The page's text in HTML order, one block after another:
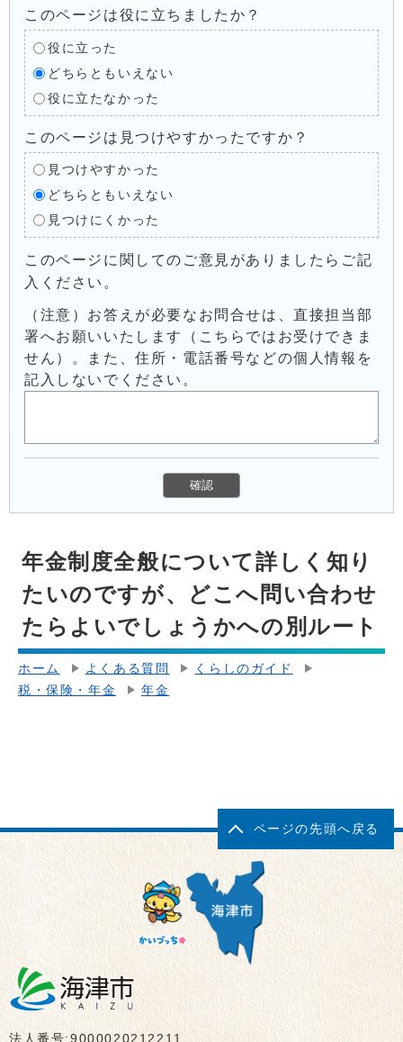
このページは役に立ちましたか？
役に立った
どちらともいえない
役に立たなかった
このページは見つけやすかったですか？
見つけやすかった
どちらともいえない
見つけにくかった
このページに関してのご意見がありましたらご記
入ください。
（注意）お答えが必要なお問合せは、直接担当部
署へお願いいたします（こちらではお受けできま
せん）。また、住所・電話番号などの個人情報を
記入しないでください。
年金制度全般について詳しく知り
たいのですが、どこへ問い合わせ
たらよいでしょうかへの別ルート
ホーム よくある質問
くらしのガイド
税・保険・年金
年金
ページの先頭へ戻る
法人番号:9000020212211